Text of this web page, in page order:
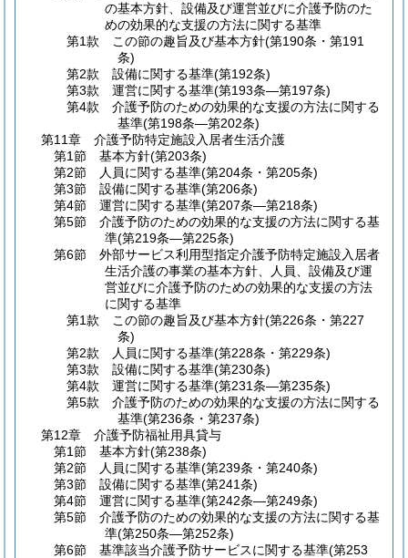
の基本方針、設備及び運営並びに介護予防のた
めの効果的な支援の方法に関する基準
第1款
この節の趣旨及び基本方針(第190条・第191
条)
第2款
設備に関する基準(第192条)
第3款
運営に関する基準(第193条―第197条)
第4款
介護予防のための効果的な支援の方法に関する
基準(第198条―第202条)
第11章
介護予防特定施設入居者生活介護
第1節
基本方針(第203条)
第2節
人員に関する基準(第204条・第205条)
第3節
設備に関する基準(第206条)
第4節
運営に関する基準(第207条―第218条)
第5節
介護予防のための効果的な支援の方法に関する基
準(第219条―第225条)
第6節
外部サービス利用型指定介護予防特定施設入居者
生活介護の事業の基本方針、人員、設備及び運
営並びに介護予防のための効果的な支援の方法
に関する基準
第1款
この節の趣旨及び基本方針(第226条・第227
条)
第2款
人員に関する基準(第228条・第229条)
第3款
設備に関する基準(第230条)
第4款
運営に関する基準(第231条―第235条)
第5款
介護予防のための効果的な支援の方法に関する
基準(第236条・第237条)
第12章
介護予防福祉用具貸与
第1節
基本方針(第238条)
第2節
人員に関する基準(第239条・第240条)
第3節
設備に関する基準(第241条)
第4節
運営に関する基準(第242条―第249条)
第5節
介護予防のための効果的な支援の方法に関する基
準(第250条―第252条)
第6節
基準該当介護予防サービスに関する基準(第253